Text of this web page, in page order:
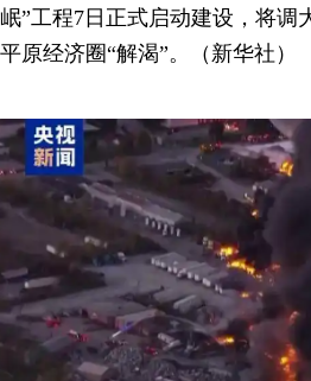
岷”工程7日正式启动建设，将
平原经济圈“解渴”。（新华社）